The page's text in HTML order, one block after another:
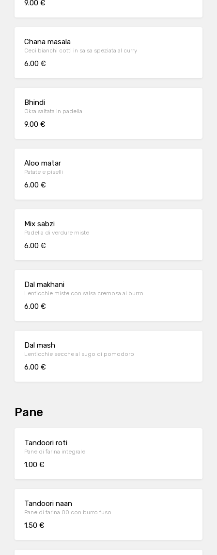
9.00 €
Chana masala
Ceci bianchi cotti in salsa speziata al curry
6.00 €
Bhindi
Okra saltata in padella
9.00 €
Aloo matar
Patate e piselli
6.00 €
Mix sabzi
Padella di verdure miste
6.00 €
Dal makhani
Lenticchie miste con salsa cremosa al burro
6.00 €
Dal mash
Lenticchie secche al sugo di pomodoro
6.00 €
Pane
Tandoori roti
Pane di farina integrale
1.00 €
Tandoori naan
Pane di farina 00 con burro fuso
1.50 €